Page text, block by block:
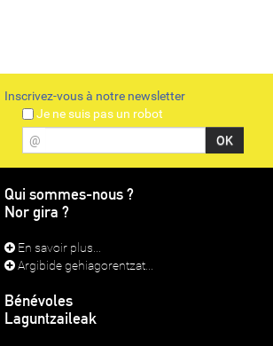
Inscrivez-vous à notre newsletter
Je ne suis pas un robot
@
Qui sommes-nous ?
Nor gira ?
En savoir plus...
Argibide gehiagorentzat...
Bénévoles
Laguntzaileak